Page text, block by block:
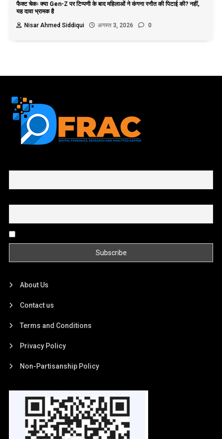
फैक्ट चेकः क्या Gen-Z पर टिप्पणी के बाद महिलाओं ने कंगना रनौत की पिटाई की? नहीं,
यह दावा भ्रामक है
Nisar Ahmed Siddiqui
अगस्त 3, 2026 0
About Us
Contact us
Terms and Conditions
Privacy Policy
Non-Partisanship Policy